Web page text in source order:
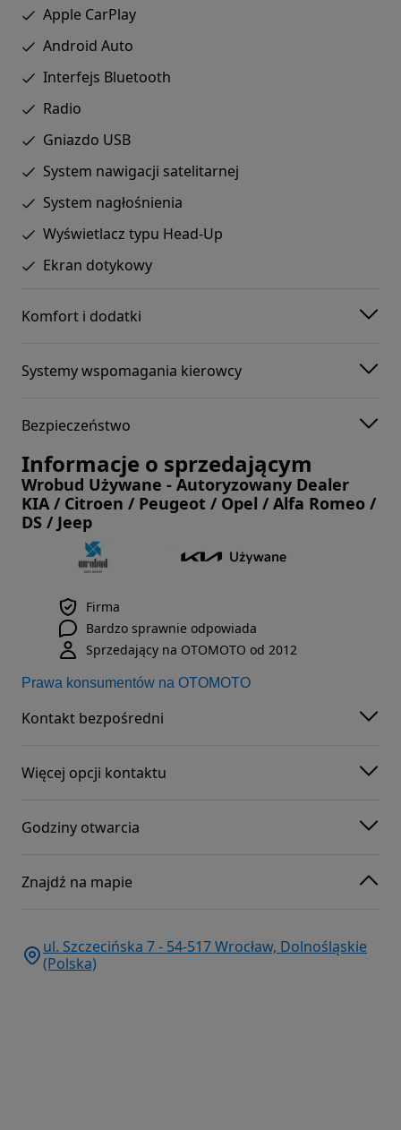
Apple CarPlay
Android Auto
Interfejs Bluetooth
Radio
Gniazdo USB
System nawigacji satelitarnej
System nagłośnienia
Wyświetlacz typu Head-Up
Ekran dotykowy
Komfort i dodatki
Systemy wspomagania kierowcy
Bezpieczeństwo
Informacje o sprzedającym
Wrobud Używane - Autoryzowany Dealer
KIA / Citroen / Peugeot / Opel / Alfa Romeo /
DS / Jeep
Firma
Bardzo sprawnie odpowiada
Sprzedający na OTOMOTO od 2012
Prawa konsumentów na OTOMOTO
Kontakt bezpośredni
Więcej opcji kontaktu
Godziny otwarcia
Znajdź na mapie
ul. Szczecińska 7 - 54-517 Wrocław, Dolnośląskie
(Polska)